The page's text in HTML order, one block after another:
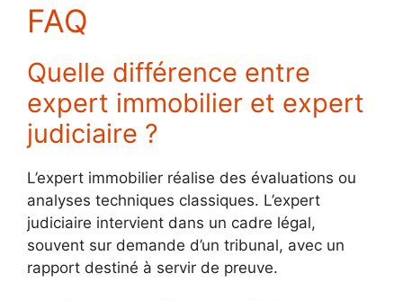
FAQ
Quelle différence entre
expert immobilier et expert
judiciaire ?
L’expert immobilier réalise des évaluations ou
analyses techniques classiques. L’expert
judiciaire intervient dans un cadre légal,
souvent sur demande d’un tribunal, avec un
rapport destiné à servir de preuve.